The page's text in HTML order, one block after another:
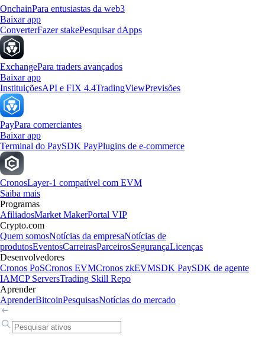
OnchainPara entusiastas da web3
Baixar app
ConverterFazer stakePesquisar dApps
ExchangePara traders avançados
Baixar app
InstituiçõesAPI e FIX 4.4TradingViewPrevisões
PayPara comerciantes
Baixar app
Terminal do PaySDK PayPlugins de e-commerce
CronosLayer-1 compatível com EVM
Saiba mais
Programas
AfiliadosMarket MakerPortal VIP
Crypto.com
Quem somosNotícias da empresaNotícias de
produtosEventosCarreirasParceirosSegurançaLicenças
Desenvolvedores
Cronos PoSCronos EVMCronos zkEVMSDK PaySDK de agente
IAMCP ServersTrading Skill Repo
Aprender
AprenderBitcoinPesquisasNotícias do mercado